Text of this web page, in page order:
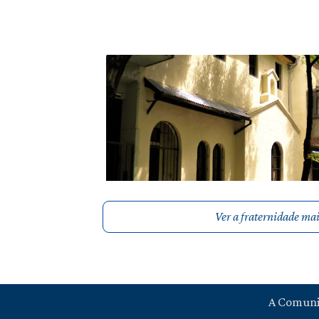
Ver a fraternidade
A